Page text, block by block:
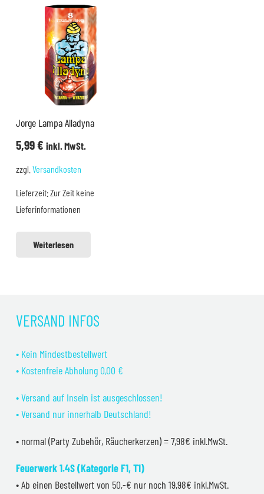
Jorge Lampa Alladyna
5,99€ inkl. MwSt.
zzgl. Versandkosten
Lieferzeit:Zur Zeit keine
Lieferinformationen
Weiterlesen
VERSAND INFOS
• Kein Mindestbestellwert
• Kostenfreie Abholung 0,00 €
• Versand auf Inseln ist ausgeschlossen!
• Versand nur innerhalb Deutschland!
• normal (Party Zubehör, Räucherkerzen) = 7,98€ inkl.MwSt.
Feuerwerk 1.4S (Kategorie F1, T1)
• Ab einen Bestellwert von 50,-€ nur noch 19,98€ inkl.MwSt.